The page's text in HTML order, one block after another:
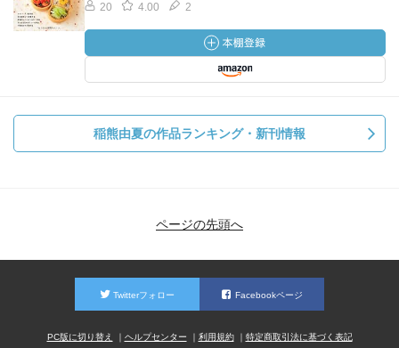
20 4.00 2
稲熊由夏の作品ランキング・新刊情報
ページの先頭へ
Twitterフォロー Facebookページ
PC版に切り替え ヘルプセンター 利用規約 特定商取引法に基づく表記